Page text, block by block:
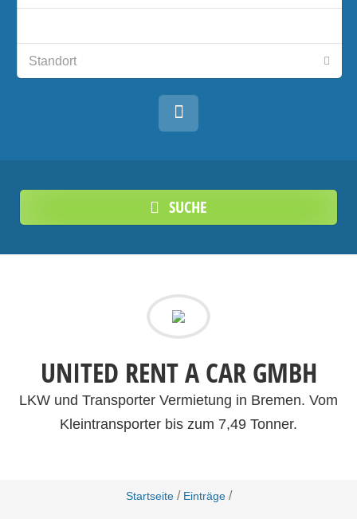
SUCHE
UNITED RENT A CAR GMBH
LKW und Transporter Vermietung in Bremen. Vom
Kleintransporter bis zum 7,49 Tonner.
Startseite / Einträge /